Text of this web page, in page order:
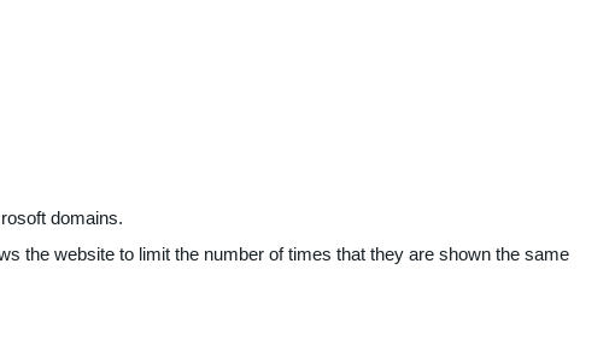
domains.
the website to limit the number of times that they are shown the same